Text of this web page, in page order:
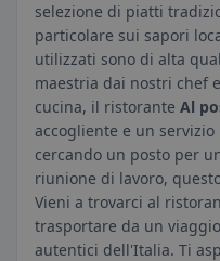
selezione di piatti
particolare sui sapori
utilizzati sono di alta
maestria dai nostri chef
cucina, il ristorante Al
accogliente e un
cercando un posto per
riunione di lavoro,
Vieni a trovarci al
trasportare da un
autentici dell'Italia. Ti